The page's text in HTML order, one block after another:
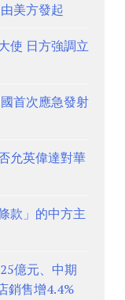
美方發起
使 日方強調立
首次應急發射
允英偉達對華
款」的中方主
億元、中期
銷售增4.4%